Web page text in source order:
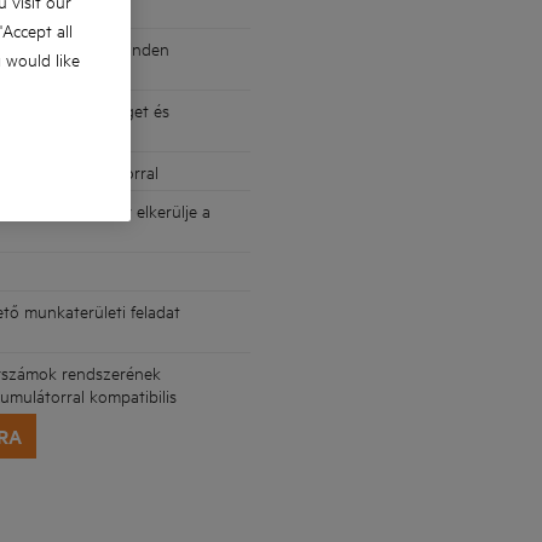
biztosít minden
termelékenységet és
Ah akkumulátorral
hogy elkerülje a
munkaterületi feladat
rendszerének
kompatibilis
all
would like